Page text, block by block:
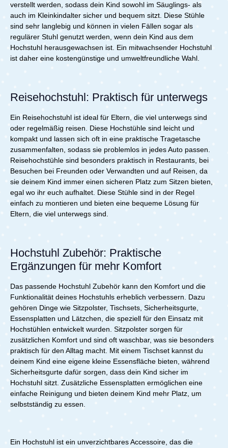
verstellt werden, sodass dein Kind sowohl im Säuglings- als
auch im Kleinkindalter sicher und bequem sitzt. Diese Stühle
sind sehr langlebig und können in vielen Fällen sogar als
regulärer Stuhl genutzt werden, wenn dein Kind aus dem
Hochstuhl herausgewachsen ist. Ein mitwachsender Hochstuhl
ist daher eine kostengünstige und umweltfreundliche Wahl.
Reisehochstuhl: Praktisch für unterwegs
Ein Reisehochstuhl ist ideal für Eltern, die viel unterwegs sind
oder regelmäßig reisen. Diese Hochstühle sind leicht und
kompakt und lassen sich oft in eine praktische Tragetasche
zusammenfalten, sodass sie problemlos in jedes Auto passen.
Reisehochstühle sind besonders praktisch in Restaurants, bei
Besuchen bei Freunden oder Verwandten und auf Reisen, da
sie deinem Kind immer einen sicheren Platz zum Sitzen bieten,
egal wo ihr euch aufhaltet. Diese Stühle sind in der Regel
einfach zu montieren und bieten eine bequeme Lösung für
Eltern, die viel unterwegs sind.
Hochstuhl Zubehör: Praktische
Ergänzungen für mehr Komfort
Das passende Hochstuhl Zubehör kann den Komfort und die
Funktionalität deines Hochstuhls erheblich verbessern. Dazu
gehören Dinge wie Sitzpolster, Tischsets, Sicherheitsgurte,
Essensplatten und Lätzchen, die speziell für den Einsatz mit
Hochstühlen entwickelt wurden. Sitzpolster sorgen für
zusätzlichen Komfort und sind oft waschbar, was sie besonders
praktisch für den Alltag macht. Mit einem Tischset kannst du
deinem Kind eine eigene kleine Essensfläche bieten, während
Sicherheitsgurte dafür sorgen, dass dein Kind sicher im
Hochstuhl sitzt. Zusätzliche Essensplatten ermöglichen eine
einfache Reinigung und bieten deinem Kind mehr Platz, um
selbstständig zu essen.
Ein Hochstuhl ist ein unverzichtbares Accessoire, das die